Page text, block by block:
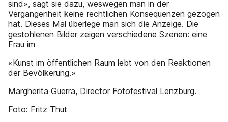
sind», sagt sie dazu, weswegen man in der
Vergangenheit keine rechtlichen Konsequenzen gezogen
hat. Dieses Mal überlege man sich die Anzeige. Die
gestohlenen Bilder zeigen verschiedene Szenen: eine
Frau im
«Kunst im öffentlichen Raum lebt von den Reaktionen
der Bevölkerung.»
Margherita Guerra, Director Fotofestival Lenzburg.
Foto: Fritz Thut